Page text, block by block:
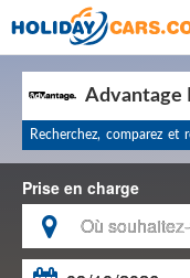
Advantage
Recherchez, comparez et
Prise en charge
